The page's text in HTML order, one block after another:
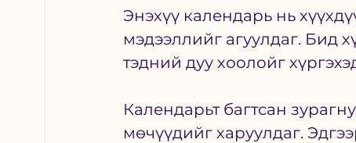
Энэхүү календарь нь
мэдээллийг агуулдаг. Бид
тэдний дуу хоолойг
Календарьт багтсан
мөчүүдийг харуулдаг.